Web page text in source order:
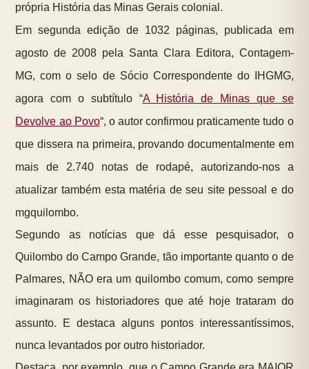
própria História das Minas Gerais colonial.
Em segunda edição de 1032 páginas, publicada em
agosto de 2008 pela Santa Clara Editora, Contagem-
MG, com o selo de Sócio Correspondente do IHGMG,
agora com o subtítulo “A História de Minas que se
Devolve ao Povo“, o autor confirmou praticamente tudo o
que dissera na primeira, provando documentalmente em
mais de 2.740 notas de rodapé, autorizando-nos a
atualizar também esta matéria de seu site pessoal e do
mgquilombo.
Segundo as notícias que dá esse pesquisador, o
Quilombo do Campo Grande, tão importante quanto o de
Palmares, NÃO era um quilombo comum, como sempre
imaginaram os historiadores que até hoje trataram do
assunto. E destaca alguns pontos interessantíssimos,
nunca levantados por outro historiador.